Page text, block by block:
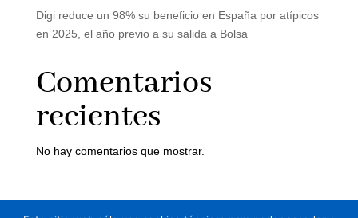
Digi reduce un 98% su beneficio en España por atípicos
en 2025, el año previo a su salida a Bolsa
Comentarios
recientes
No hay comentarios que mostrar.